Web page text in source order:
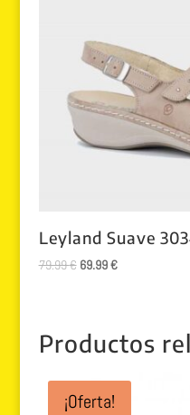
Leyland Suave
79.99€ El
79.99 €.
69.99€El
69.99 €.
Productos
¡Oferta!